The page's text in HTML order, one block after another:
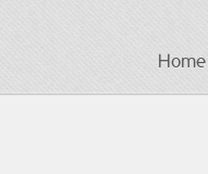
Home